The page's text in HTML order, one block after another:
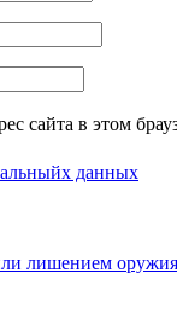
сайта в этом
данных